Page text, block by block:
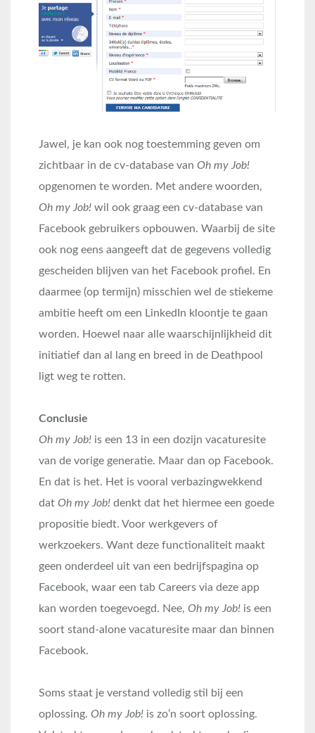
Jawel, je kan ook nog toestemming geven om
zichtbaar in de cv-database van Oh my Job!
opgenomen te worden. Met andere woorden,
Oh my Job! wil ook graag een cv-database van
Facebook gebruikers opbouwen. Waarbij de site
ook nog eens aangeeft dat de gegevens volledig
gescheiden blijven van het Facebook profiel. En
daarmee (op termijn) misschien wel de stiekeme
ambitie heeft om een LinkedIn kloontje te gaan
worden. Hoewel naar alle waarschijnlijkheid dit
initiatief dan al lang en breed in de Deathpool
ligt weg te rotten.
Conclusie
Oh my Job! is een 13 in een dozijn vacaturesite
van de vorige generatie. Maar dan op Facebook.
En dat is het. Het is vooral verbazingwekkend
dat Oh my Job! denkt dat het hiermee een goede
propositie biedt. Voor werkgevers of
werkzoekers. Want deze functionaliteit maakt
geen onderdeel uit van een bedrijfspagina op
Facebook, waar een tab Careers via deze app
kan worden toegevoegd. Nee, Oh my Job! is een
soort stand-alone vacaturesite maar dan binnen
Facebook.
Soms staat je verstand volledig stil bij een
oplossing. Oh my Job! is zo’n soort oplossing.